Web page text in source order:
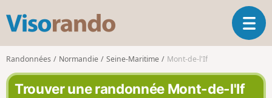
s
o
r
n
O
u
Randonnées Normandie Seine-Maritime Mont-de-l'If
Trouver une randonnée Mont-de-l'If